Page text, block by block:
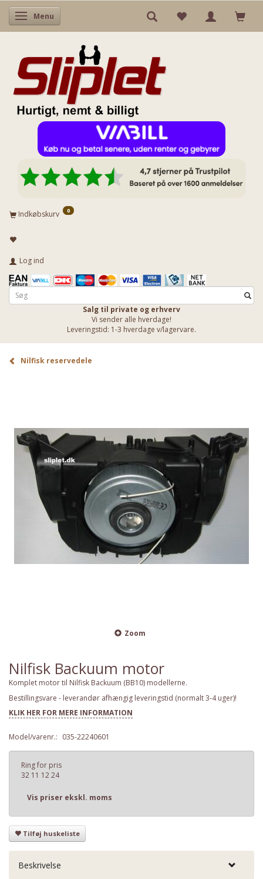
Skifte navigation
Menu
Indkøbskurv 0
Log ind
Salg til private og erhverv
Vi sender alle hverdage!
Leveringstid: 1-3 hverdage v/lagervare.
Nilfisk reservedele
Zoom
Nilfisk Backuum motor
Komplet motor til Nilfisk Backuum (BB10) modellerne.
Bestillingsvare - leverandør afhængig leveringstid (normalt 3-4 uger)!
KLIK HER FOR MERE INFORMATION
Model/varenr.: 035-22240601
Ring for pris
32 11 12 24
Vis priser ekskl. moms
Tilføj huskeliste
Beskrivelse